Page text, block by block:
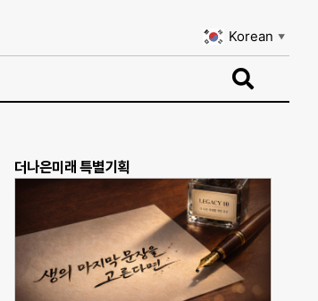
Korean ▼
더나은미래 특별기획